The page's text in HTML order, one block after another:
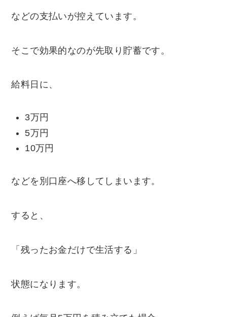
などの支払いが控えています。
そこで効果的なのが先取り貯蓄です。
給料日に、
3万円
5万円
10万円
などを別口座へ移してしまいます。
すると、
「残ったお金だけで生活する」
状態になります。